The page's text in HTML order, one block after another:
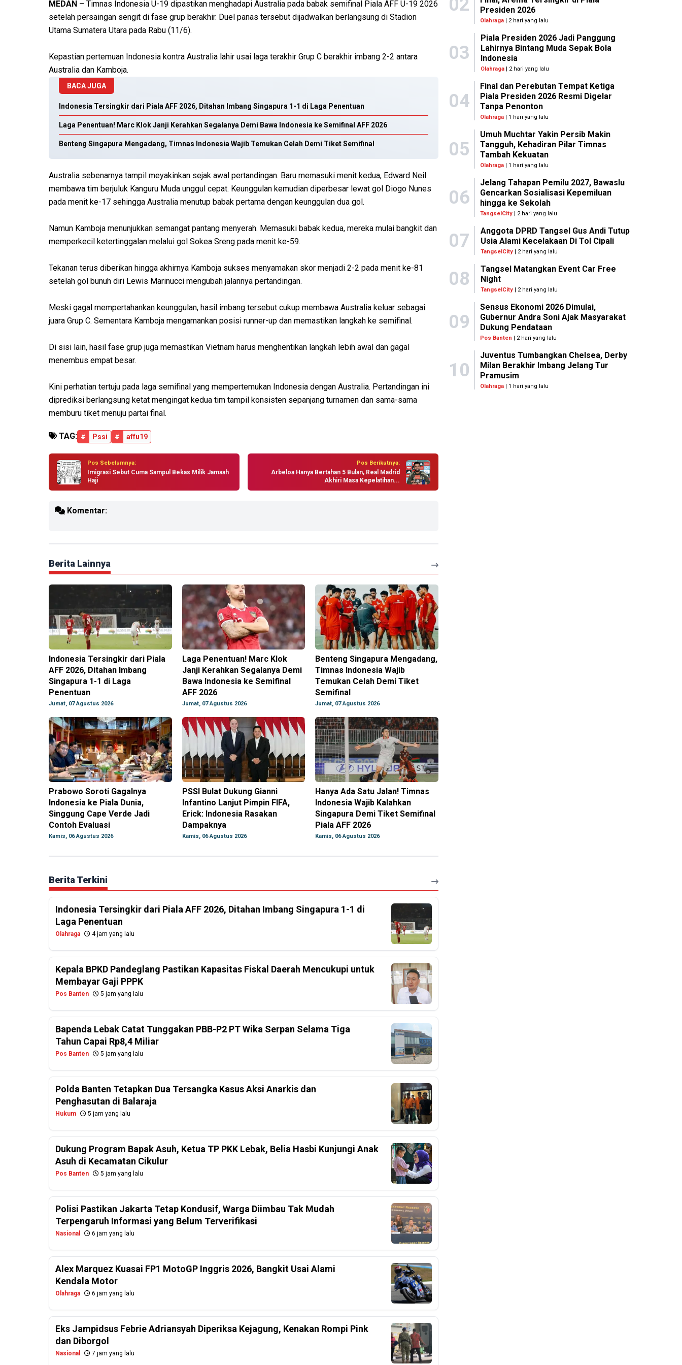
MEDAN – Timnas Indonesia U-19 dipastikan menghadapi Australia pada babak semifinal Piala AFF U-19 2026
setelah persaingan sengit di fase grup berakhir. Duel panas tersebut dijadwalkan berlangsung di Stadion
Utama Sumatera Utara pada Rabu (11/6).
Kepastian pertemuan Indonesia kontra Australia lahir usai laga terakhir Grup C berakhir imbang 2-2 antara
Australia dan Kamboja.
BACA JUGA
Indonesia Tersingkir dari Piala AFF 2026, Ditahan Imbang Singapura 1-1 di Laga Penentuan
Laga Penentuan! Marc Klok Janji Kerahkan Segalanya Demi Bawa Indonesia ke Semifinal AFF 2026
Benteng Singapura Mengadang, Timnas Indonesia Wajib Temukan Celah Demi Tiket Semifinal
Australia sebenarnya tampil meyakinkan sejak awal pertandingan. Baru memasuki menit kedua, Edward Neil
membawa tim berjuluk Kanguru Muda unggul cepat. Keunggulan kemudian diperbesar lewat gol Diogo Nunes
pada menit ke-17 sehingga Australia menutup babak pertama dengan keunggulan dua gol.
Namun Kamboja menunjukkan semangat pantang menyerah. Memasuki babak kedua, mereka mulai bangkit dan
memperkecil ketertinggalan melalui gol Sokea Sreng pada menit ke-59.
Tekanan terus diberikan hingga akhirnya Kamboja sukses menyamakan skor menjadi 2-2 pada menit ke-81
setelah gol bunuh diri Lewis Marinucci mengubah jalannya pertandingan.
Meski gagal mempertahankan keunggulan, hasil imbang tersebut cukup membawa Australia keluar sebagai
juara Grup C. Sementara Kamboja mengamankan posisi runner-up dan memastikan langkah ke semifinal.
Di sisi lain, hasil fase grup juga memastikan Vietnam harus menghentikan langkah lebih awal dan gagal
menembus empat besar.
Kini perhatian tertuju pada laga semifinal yang mempertemukan Indonesia dengan Australia. Pertandingan ini
diprediksi berlangsung ketat mengingat kedua tim tampil konsisten sepanjang turnamen dan sama-sama
memburu tiket menuju partai final.
TAG: # Pssi # affu19
Pos Sebelumnya:
Imigrasi Sebut Cuma Sampul Bekas Milik Jamaah
Haji
Pos Berikutnya:
Arbeloa Hanya Bertahan 5 Bulan, Real Madrid
Akhiri Masa Kepelatihan...
Komentar:
Berita Lainnya
Indonesia Tersingkir dari Piala
AFF 2026, Ditahan Imbang
Singapura 1-1 di Laga
Penentuan
Jumat, 07 Agustus 2026
Laga Penentuan! Marc Klok
Janji Kerahkan Segalanya Demi
Bawa Indonesia ke Semifinal
AFF 2026
Jumat, 07 Agustus 2026
Benteng Singapura Mengadang,
Timnas Indonesia Wajib
Temukan Celah Demi Tiket
Semifinal
Jumat, 07 Agustus 2026
Prabowo Soroti Gagalnya
Indonesia ke Piala Dunia,
Singgung Cape Verde Jadi
Contoh Evaluasi
Kamis, 06 Agustus 2026
PSSI Bulat Dukung Gianni
Infantino Lanjut Pimpin FIFA,
Erick: Indonesia Rasakan
Dampaknya
Kamis, 06 Agustus 2026
Hanya Ada Satu Jalan! Timnas
Indonesia Wajib Kalahkan
Singapura Demi Tiket Semifinal
Piala AFF 2026
Kamis, 06 Agustus 2026
Berita Terkini
Indonesia Tersingkir dari Piala AFF 2026, Ditahan Imbang Singapura 1-1 di
Laga Penentuan
Olahraga 4 jam yang lalu
Kepala BPKD Pandeglang Pastikan Kapasitas Fiskal Daerah Mencukupi untuk
Membayar Gaji PPPK
Pos Banten 5 jam yang lalu
Bapenda Lebak Catat Tunggakan PBB-P2 PT Wika Serpan Selama Tiga
Tahun Capai Rp8,4 Miliar
Pos Banten 5 jam yang lalu
Polda Banten Tetapkan Dua Tersangka Kasus Aksi Anarkis dan
Penghasutan di Balaraja
Hukum 5 jam yang lalu
Dukung Program Bapak Asuh, Ketua TP PKK Lebak, Belia Hasbi Kunjungi Anak
Asuh di Kecamatan Cikulur
Pos Banten 5 jam yang lalu
Polisi Pastikan Jakarta Tetap Kondusif, Warga Diimbau Tak Mudah
Terpengaruh Informasi yang Belum Terverifikasi
Nasional 6 jam yang lalu
Alex Marquez Kuasai FP1 MotoGP Inggris 2026, Bangkit Usai Alami
Kendala Motor
Olahraga 6 jam yang lalu
Eks Jampidsus Febrie Adriansyah Diperiksa Kejagung, Kenakan Rompi Pink
dan Diborgol
Nasional 7 jam yang lalu
02
Presiden 2026
Olahraga | 2 hari yang lalu
03
Piala Presiden 2026 Jadi Panggung
Lahirnya Bintang Muda Sepak Bola
Indonesia
Olahraga| 2 hari yang lalu
04
Final dan Perebutan Tempat Ketiga
Piala Presiden 2026 Resmi Digelar
Tanpa Penonton
Olahraga | 1 hari yang lalu
05
Umuh Muchtar Yakin Persib Makin
Tangguh, Kehadiran Pilar Timnas
Tambah Kekuatan
Olahraga | 1 hari yang lalu
06
Jelang Tahapan Pemilu 2027, Bawaslu
Gencarkan Sosialisasi Kepemiluan
hingga ke Sekolah
TangselCity | 2 hari yang lalu
07
Anggota DPRD Tangsel Gus Andi Tutup
Usia Alami Kecelakaan Di Tol Cipali
TangselCity| 2 hari yang lalu
08
Tangsel Matangkan Event Car Free
Night
TangselCity| 2 hari yang lalu
09
Sensus Ekonomi 2026 Dimulai,
Gubernur Andra Soni Ajak Masyarakat
Dukung Pendataan
Pos Banten | 2 hari yang lalu
10
Juventus Tumbangkan Chelsea, Derby
Milan Berakhir Imbang Jelang Tur
Pramusim
Olahraga | 1 hari yang lalu